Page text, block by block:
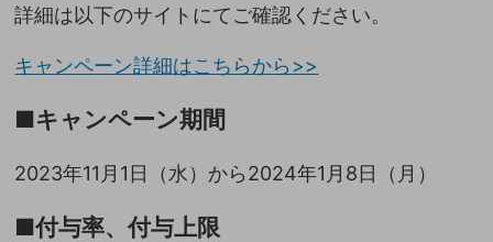
詳細は以下のサイトにてご確認ください。
キャンペーン詳細はこちらから>>
■キャンペーン期間
2023年11月1日（水）から2024年1月8日（月）
■付与率、付与上限